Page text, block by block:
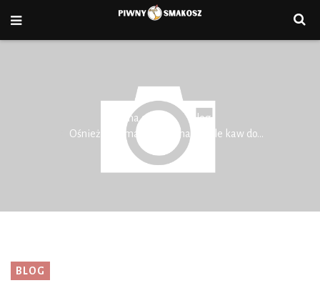
Strona główna
Blog
Ośnieżone smaki: doskonałe style kaw do...
BLOG